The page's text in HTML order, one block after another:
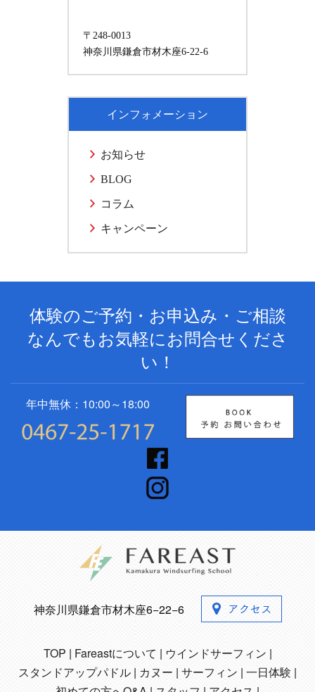
〒248-0013
神奈川県鎌倉市材木座6-22-6
インフォメーション
お知らせ
BLOG
コラム
キャンペーン
体験のご予約・お申込み・ご相談
なんでもお気軽にお問合せくださ
い！
年中無休：10:00～18:00
神奈川県鎌倉市材木座6−22−6
TOP Fareastについて
ウインドサーフィン
スタンドアップパドル
カヌー サーフィン 一日体験